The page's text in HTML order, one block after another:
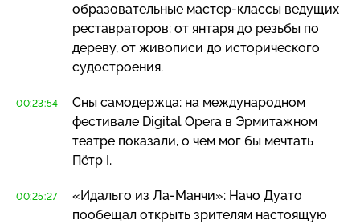
образовательные мастер-классы ведущих
реставраторов: от янтаря до резьбы по
дереву, от живописи до исторического
судостроения.
00:23:54
Сны самодержца: на международном
фестивале Digital Opera в Эрмитажном
театре показали, о чем мог бы мечтать
Пётр I.
00:25:27 «Идальго из Ла-Манчи»: Начо Дуато
пообещал открыть зрителям настоящую